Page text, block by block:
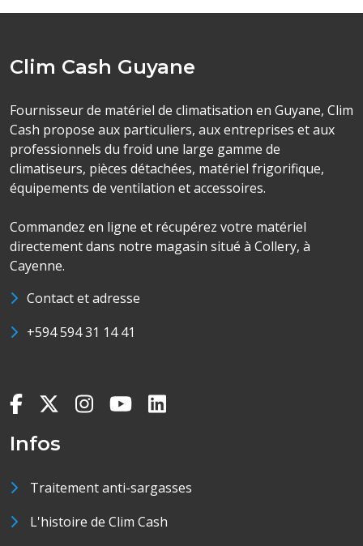
Clim Cash Guyane
Fournisseur de matériel de climatisation en Guyane, Clim
Cash propose aux particuliers, aux entreprises et aux
professionnels du froid une large gamme de
climatiseurs, pièces détachées, matériel frigorifique,
équipements de ventilation et accessoires.
Commandez en ligne et récupérez votre matériel
directement dans notre magasin situé à Collery, à
Cayenne.
Contact et adresse
+594 594 31 14 41
Infos
Traitement anti-sargasses
L'histoire de Clim Cash